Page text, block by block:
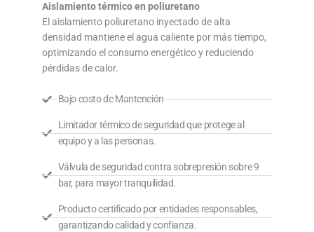
Aislamiento térmico en poliuretano
El aislamiento poliuretano inyectado de alta
densidad mantiene el agua caliente por más tiempo,
optimizando el consumo energético y reduciendo
pérdidas de calor.
Bajo costo de Mantención
Limitador térmico de seguridad que protege al
equipo y a las personas.
Válvula de seguridad contra sobrepresión sobre 9
bar, para mayor tranquilidad.
Producto certificado por entidades responsables,
garantizando calidad y confianza.